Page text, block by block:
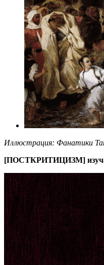
Иллюстрация: Фанатики
[ПОСТКРИТИЦИЗМ]